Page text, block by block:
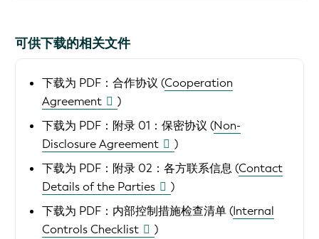
可供下载的相关文件
下载为 PDF：合作协议 (Cooperation
Agreement
)
下载为 PDF：附录 01：保密协议 (Non-
Disclosure Agreement
)
下载为 PDF：附录 02：各方联系信息 (Contact
Details of the Parties
)
下载为 PDF：内部控制措施检查清单 (Internal
Controls Checklist
)